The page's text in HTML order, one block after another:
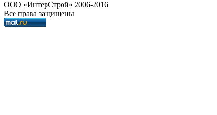
OOO «ИнтерСтрой» 2006-2016
Все права защищены